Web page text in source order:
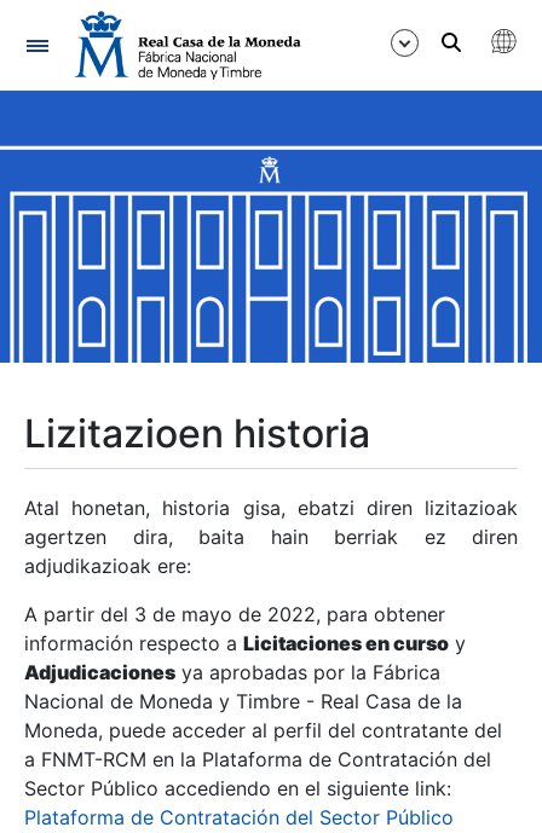
Nabigazioa
Erakutsi/Ezkutatu
Erakutsi/Ezkutatu
Erakutsi/Ezkutatu
Erakutsi/Ezkutatu
Erakutsi/Ezkutatu
Erakutsi/Ezkutatu
Erakutsi/Ezkutatu
Lizitazioen historia
Atal honetan, historia gisa, ebatzi diren lizitazioak
agertzen dira, baita hain berriak ez diren
adjudikazioak ere:
A partir del 3 de mayo de 2022, para obtener
información respecto a Licitaciones en curso y
Adjudicaciones ya aprobadas por la Fábrica
Nacional de Moneda y Timbre - Real Casa de la
Moneda, puede acceder al perfil del contratante del
a FNMT-RCM en la Plataforma de Contratación del
Sector Público accediendo en el siguiente link:
Plataforma de Contratación del Sector Público